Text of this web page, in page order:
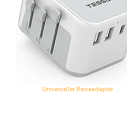
Universeller Reiseadapter